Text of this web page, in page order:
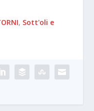
, Sott'oli e